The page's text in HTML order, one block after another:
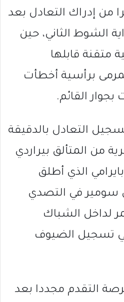
من إدراك التعادل بعد
بداية الشوط الثاني، حين
متقنة قابلها
برأسية أخطأت
القائم.
التعادل بالدقيقة
من المتألق بيراردي
الذي أطلق
في التصدي
لداخل الشباك
تسجيل الضيوف
التقدم مجددا بعد